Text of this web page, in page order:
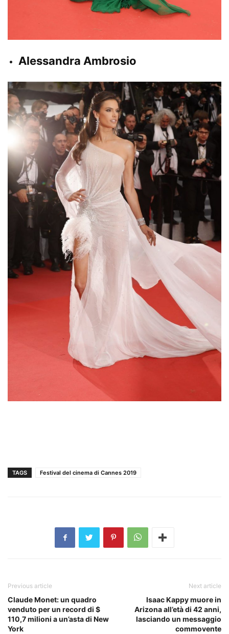
Alessandra Ambrosio
TAGS Festival del cinema di Cannes 2019
Previous article
Claude Monet: un quadro
venduto per un record di $
110,7 milioni a un’asta di New
York
Next article
Isaac Kappy muore in
Arizona all’età di 42 anni,
lasciando un messaggio
commovente